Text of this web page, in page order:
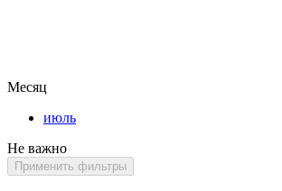
Месяц
июль
Не важно
Применить фильтры